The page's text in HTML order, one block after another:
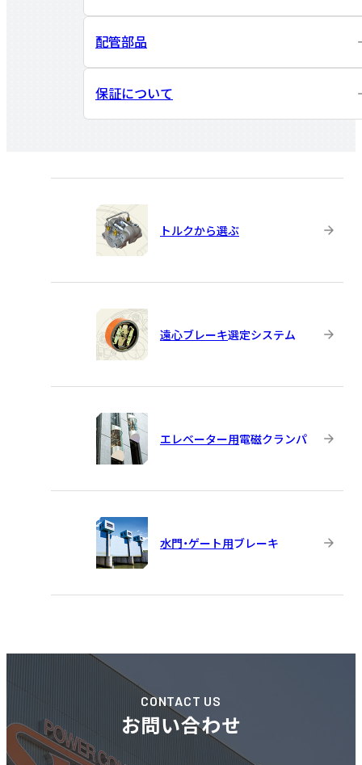
配管部品
保証について
トルクから選ぶ
遠心ブレーキ選定システム
エレベーター用電磁クランパ
水門・ゲート用ブレーキ
CONTACT US
お問い合わせ